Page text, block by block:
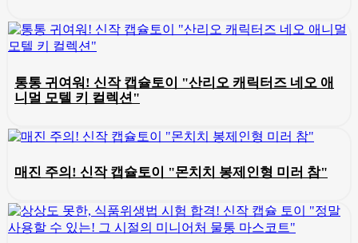
통통 귀여워! 신작 캡슐토이 "산리오 캐릭터즈 네오 애
니멀 모텔 키 컬렉션"
매진 주의! 신작 캡슐토이 "몬치치 봉제인형 미러 참"